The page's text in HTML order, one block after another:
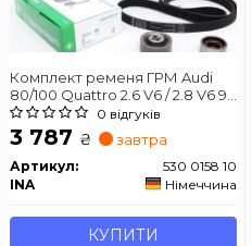
Комплект ременя ГРМ Audi
80/100 Quattro 2.6 V6 / 2.8 V6 91-
239z
0 відгуків
3 787 ₴ завтра
Артикул:
530 0158 10
INA
Німеччина
КУПИТИ